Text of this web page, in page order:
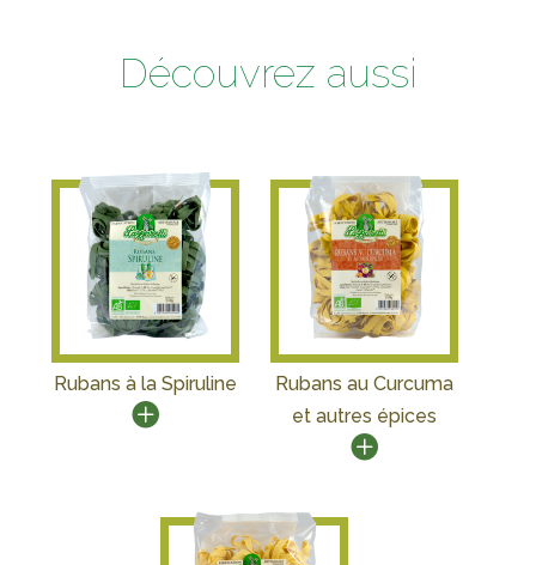
Découvrez aussi
Rubans à la Spiruline
Rubans au Curcuma
et autres épices